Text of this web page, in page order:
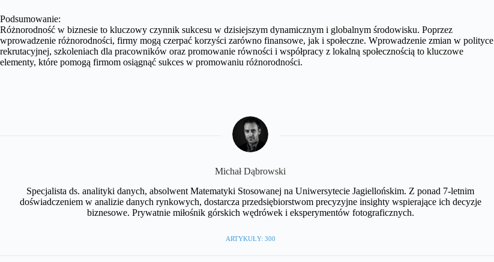
Podsumowanie:
Różnorodność w biznesie to kluczowy czynnik sukcesu w dzisiejszym dynamicznym i globalnym środowisku. Poprzez
wprowadzenie różnorodności, firmy mogą czerpać korzyści zarówno finansowe, jak i społeczne. Wprowadzenie zmian w polityce
rekrutacyjnej, szkoleniach dla pracowników oraz promowanie równości i współpracy z lokalną społecznością to kluczowe
elementy, które pomogą firmom osiągnąć sukces w promowaniu różnorodności.
Michał Dąbrowski
Specjalista ds. analityki danych, absolwent Matematyki Stosowanej na Uniwersytecie Jagiellońskim. Z ponad 7-letnim
doświadczeniem w analizie danych rynkowych, dostarcza przedsiębiorstwom precyzyjne insighty wspierające ich decyzje
biznesowe. Prywatnie miłośnik górskich wędrówek i eksperymentów fotograficznych.
ARTYKUŁY: 300